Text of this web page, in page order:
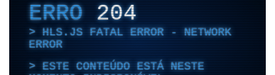
ERRO204
HLS.JS FATAL ERROR - NETWORK
ERROR
ESTE CONTEÚDO ESTÁ NESTE